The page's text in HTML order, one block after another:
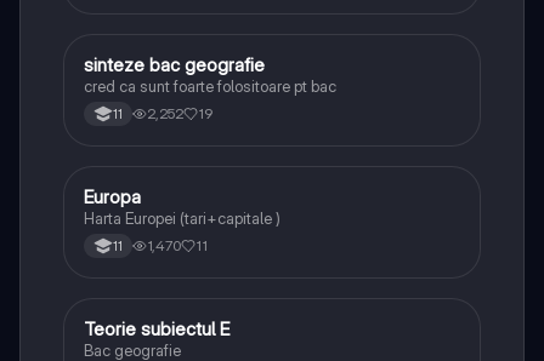
Geografie
sinteze bac geografie
cred ca sunt foarte folositoare pt bac
11 2,252 19
Geografie
Europa
Harta Europei (tari+capitale )
11 1,470 11
Geografie
Teorie subiectul E
Bac geografie